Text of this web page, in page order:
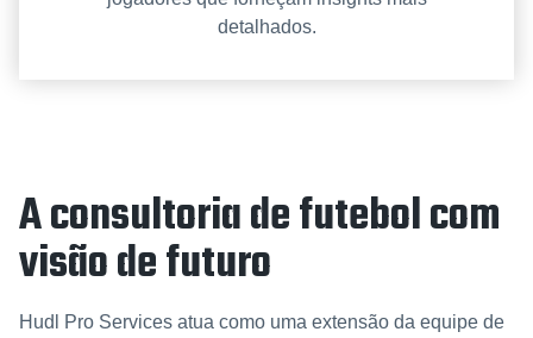
detalhados.
A consultoria de futebol com
visão de futuro
Hudl Pro Services atua como uma extensão da equipe de